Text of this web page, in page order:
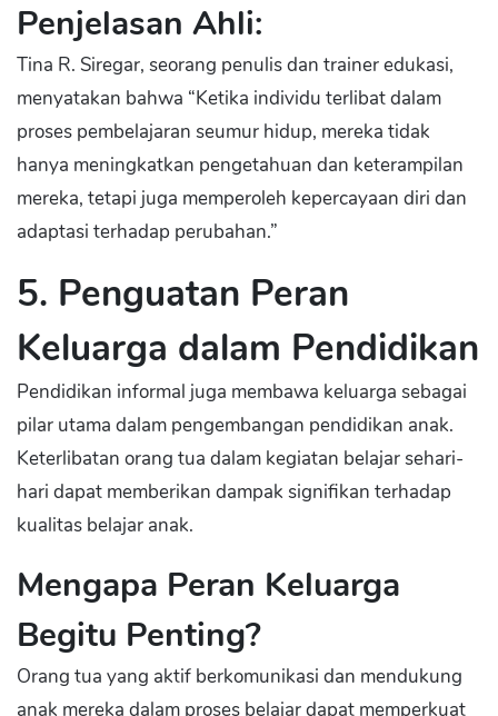
Penjelasan Ahli:
Tina R. Siregar, seorang penulis dan trainer edukasi,
menyatakan bahwa “Ketika individu terlibat dalam
proses pembelajaran seumur hidup, mereka tidak
hanya meningkatkan pengetahuan dan keterampilan
mereka, tetapi juga memperoleh kepercayaan diri dan
adaptasi terhadap perubahan.”
5. Penguatan Peran
Keluarga dalam Pendidikan
Pendidikan informal juga membawa keluarga sebagai
pilar utama dalam pengembangan pendidikan anak.
Keterlibatan orang tua dalam kegiatan belajar sehari-
hari dapat memberikan dampak signifikan terhadap
kualitas belajar anak.
Mengapa Peran Keluarga
Begitu Penting?
Orang tua yang aktif berkomunikasi dan mendukung
anak mereka dalam proses belajar dapat memperkuat